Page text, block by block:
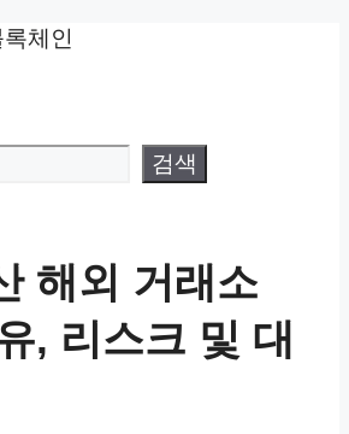
체인
검색
해외 거래소
, 리스크 및 대